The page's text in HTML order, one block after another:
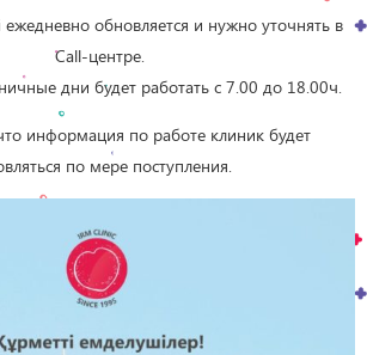
ежедневно обновляется и нужно уточнять в
Call-центре.
дни будет работать с 7.00 до 18.00ч.
информация по работе клиник будет
по мере поступления.